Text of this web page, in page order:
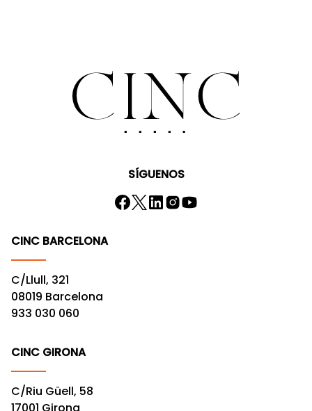
SÍGUENOS
CINC BARCELONA
C/Llull, 321
08019 Barcelona
933 030 060
CINC GIRONA
C/Riu Güell, 58